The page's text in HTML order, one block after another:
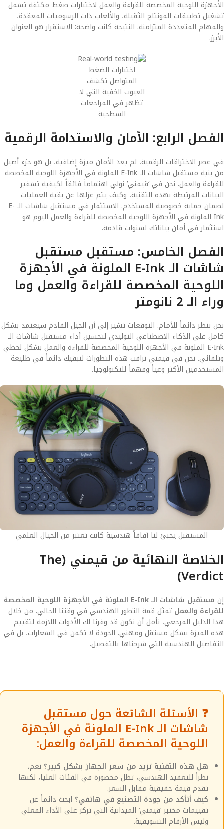
الأجهزة اللوحية المخصصة للقراءة والعمل لاختبارات ضغط مكثفة تشمل
تشغيل تطبيقات المونتاج الثقيلة، والألعاب ذات الرسوميات المعقدة،
والمهام المتعددة المتزامنة. النتيجة كانت واضحة: الاستقرار هو العنوان
الأبرز.
اختبارات الضغط
المتواصل تكشف
العيوب الخفية التي لا
تظهر في المراجعات
السطحية
الفصل الرابع: الأمان والاستدامة الرقمية
في عصر الاختراقات الرقمية، لم يعد الأمان ميزة إضافية، بل هو جزء أصيل
من بنية مستقبل شاشات الـ E-Ink الملونة في الأجهزة اللوحية المخصصة
للقراءة والعمل. نحن في ‘قيمني’ نولي اهتماماً فائقاً لكيفية تشفير
البيانات المرتبطة بهذه التقنية، وكيف يتم عزلها عن بقية العمليات
لضمان حماية خصوصية المستخدم. الاستثمار في مستقبل شاشات الـ E-
Ink الملونة في الأجهزة اللوحية المخصصة للقراءة والعمل اليوم هو
استثمار في أمان بياناتك لسنوات قادمة.
الفصل الخامس: مستقبل مستقبل
شاشات الـ E-Ink الملونة في الأجهزة
اللوحية المخصصة للقراءة والعمل وما
وراء الـ 2 نانومتر
نحن ننظر دائماً للأمام. التوقعات تشير إلى أن الجيل القادم سيعتمد بشكل
كامل على الذكاء الاصطناعي التوليدي لتحسين أداء مستقبل شاشات الـ
E-Ink الملونة في الأجهزة اللوحية المخصصة للقراءة والعمل بشكل لحظي
وتلقائي. نحن في قيمني نراقب هذه التطورات لنبقيك دائماً في طليعة
المستخدمين الأكثر وعياً وفهماً للتكنولوجيا.
المستقبل يخبئ لنا آفاقاً هندسية كانت تعتبر من الخيال العلمي
الخلاصة النهائية من قيمني (The
Verdict)
إن
مستقبل شاشات الـ E-Ink الملونة في الأجهزة اللوحية المخصصة
للقراءة والعمل تمثل قمة التطور الهندسي في وقتنا الحالي. من خلال
هذا الدليل المرجعي، نأمل أن نكون قد وفرنا لك الأدوات اللازمة لتقييم
هذه الميزة بشكل مستقل ومهني. الجودة لا تكمن في الشعارات، بل في
التفاصيل الهندسية التي شرحناها بالتفصيل.
❓ الأسئلة الشائعة حول مستقبل
شاشات الـ E-Ink الملونة في الأجهزة
اللوحية المخصصة للقراءة والعمل:
هل هذه التقنية تزيد من سعر الجهاز بشكل كبير؟ نعم،
نظراً للتعقيد الهندسي، تظل محصورة في الفئات العليا، لكنها
تقدم قيمة حقيقية مقابل السعر.
كيف أتأكد من جودة التصنيع في هاتفي؟ ابحث دائماً عن
تقييمات مختبر ‘قيمني’ الميدانية التي تركز على الأداء الفعلي
وليس الأرقام التسويقية.